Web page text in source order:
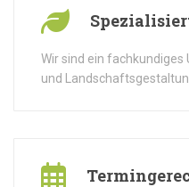
Wir sind ein fachkundiges
und